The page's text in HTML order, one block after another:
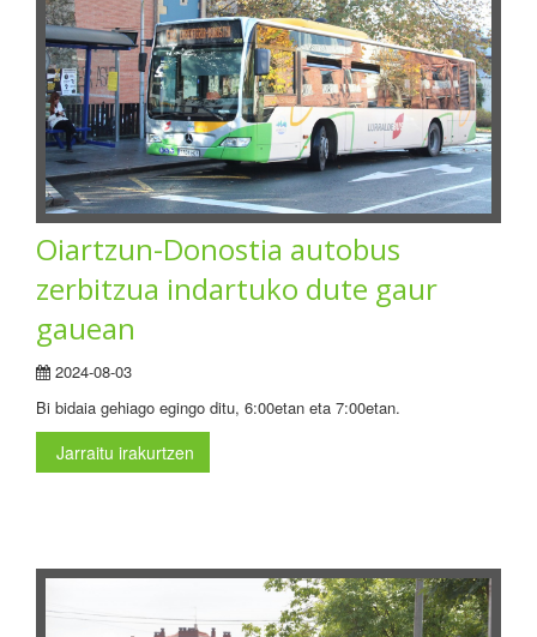
Oiartzun-Donostia autobus
zerbitzua indartuko dute gaur
gauean
2024-08-03
Bi bidaia gehiago egingo ditu, 6:00etan eta 7:00etan.
Jarraitu irakurtzen